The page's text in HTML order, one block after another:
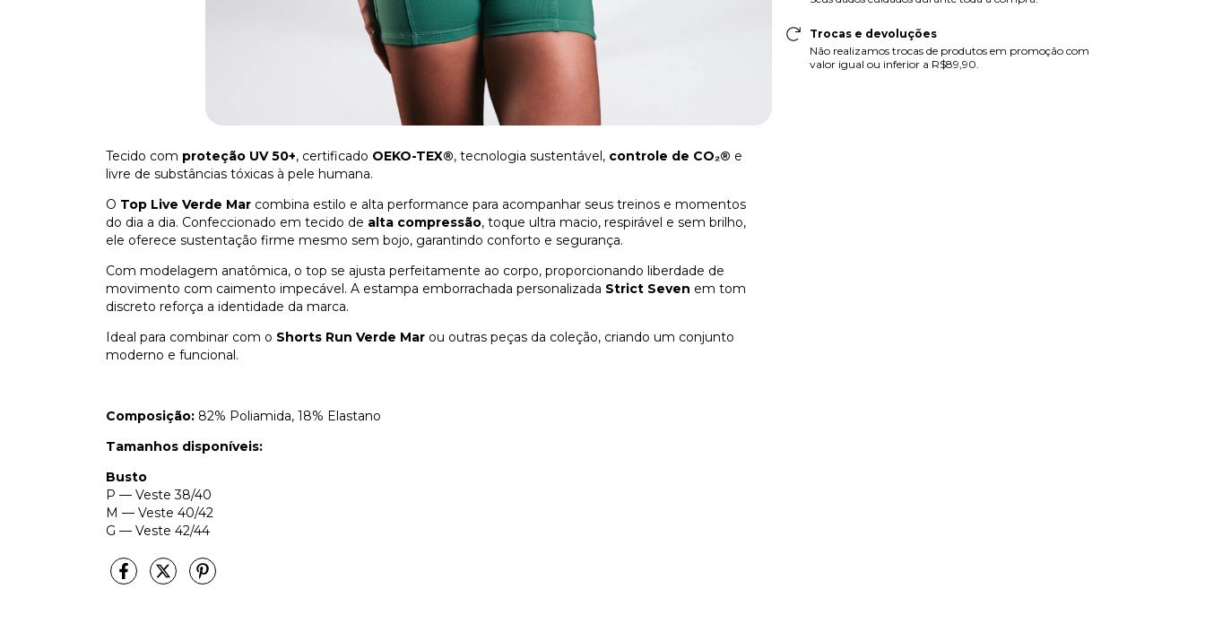
Tecido com proteção UV 50+, certificado OEKO-TEX®, tecnologia sustentável, controle de CO₂® e
livre de substâncias tóxicas à pele humana.
O Top Live Verde Mar combina estilo e alta performance para acompanhar seus treinos e momentos
do dia a dia. Confeccionado em tecido de alta compressão, toque ultra macio, respirável e sem brilho,
ele oferece sustentação firme mesmo sem bojo, garantindo conforto e segurança.
Com modelagem anatômica, o top se ajusta perfeitamente ao corpo, proporcionando liberdade de
movimento com caimento impecável. A estampa emborrachada personalizada Strict Seven em tom
discreto reforça a identidade da marca.
Ideal para combinar com o Shorts Run Verde Mar ou outras peças da coleção, criando um conjunto
moderno e funcional.
Composição: 82% Poliamida, 18% Elastano
Tamanhos disponíveis:
Busto
P — Veste 38/40
M — Veste 40/42
G — Veste 42/44
Trocas e devoluções
Não realizamos trocas de produtos em promoção com
valor igual ou inferior a R$89,90.